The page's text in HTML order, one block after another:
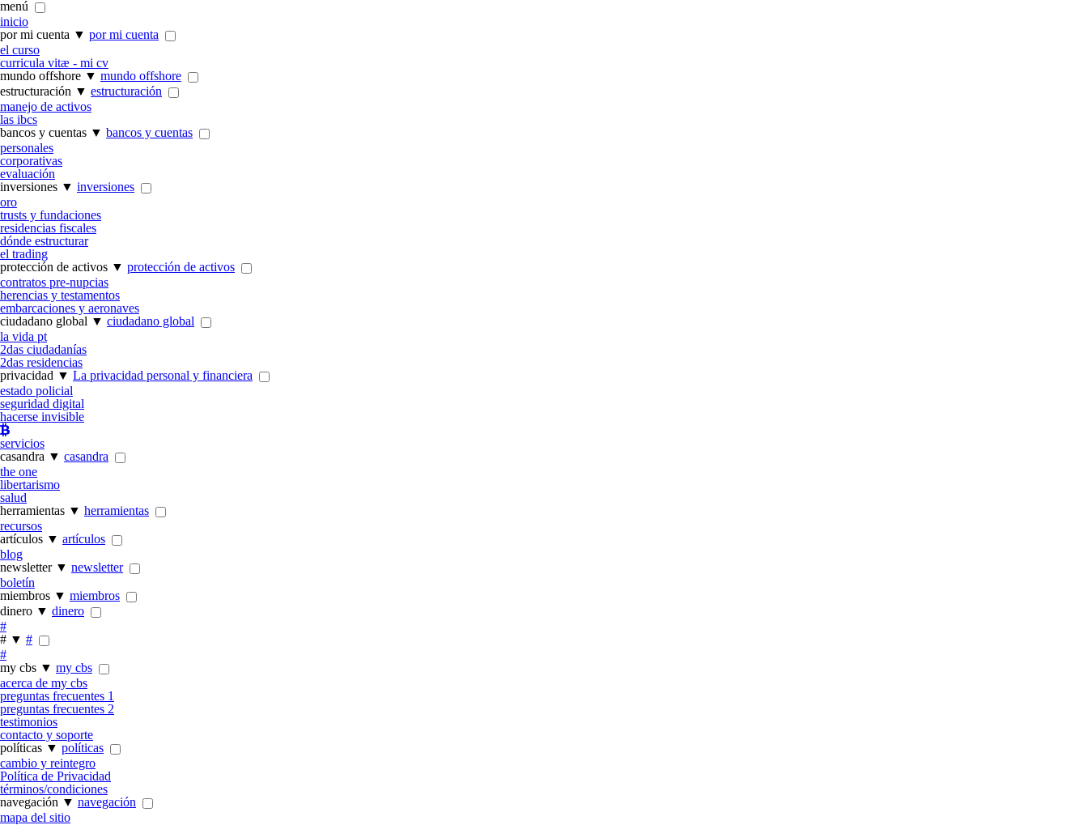
menú
inicio
por mi cuenta ▼ por mi cuenta
el curso
curricula vitæ - mi cv
mundo offshore ▼ mundo offshore
estructuración ▼ estructuración
manejo de activos
las ibcs
bancos y cuentas ▼ bancos y cuentas
personales
corporativas
evaluación
inversiones ▼ inversiones
oro
trusts y fundaciones
residencias fiscales
dónde estructurar
el trading
protección de activos ▼ protección de activos
contratos pre-nupcias
herencias y testamentos
embarcaciones y aeronaves
ciudadano global ▼ ciudadano global
la vida pt
2das ciudadanías
2das residencias
privacidad ▼ La privacidad personal y financiera
estado policial
seguridad digital
hacerse invisible
servicios
casandra ▼ casandra
the one
libertarismo
salud
herramientas ▼ herramientas
recursos
artículos ▼ artículos
blog
newsletter ▼ newsletter
boletín
miembros ▼ miembros
dinero ▼ dinero
#
# ▼ #
#
my cbs ▼ my cbs
acerca de my cbs
preguntas frecuentes 1
preguntas frecuentes 2
testimonios
contacto y soporte
políticas ▼ políticas
cambio y reintegro
Política de Privacidad
términos/condiciones
navegación ▼ navegación
mapa del sitio